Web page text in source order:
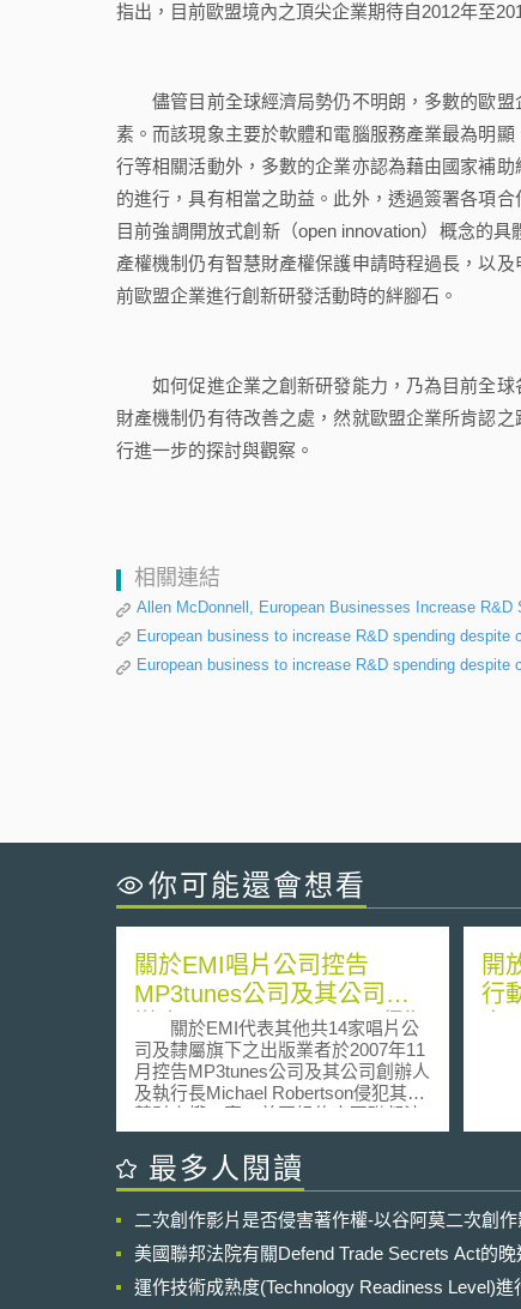
指出，目前歐盟境內之頂尖企業期待自2012年至
儘管目前全球經濟局勢仍不明朗，多數的歐盟
素。而該現象主要於軟體和電腦服務產業最為明
行等相關活動外，多數的企業亦認為藉由國家補
的進行，具有相當之助益。此外，透過簽署各項
目前強調開放式創新（open innovation）概念的
產權機制仍有智慧財產權保護申請時程過長，以
前歐盟企業進行創新研發活動時的絆腳石。
如何促進企業之創新研發能力，乃為目前全球
財產機制仍有待改善之處，然就歐盟企業所肯認
行進一步的探討與觀察。
相關連結
Allen McDonnell, European Businesses Increase
European business to increase R&D spending
European business to increase R&D spending
你可能還會想看
關於EMI唱片公司控告
MP3tunes公司及其公司創
辦人Michael Robertson侵犯
其智財權一案之最新發展
關於EMI代表其他共14家唱片公
司及隸屬旗下之出版業者於2007年11
月控告MP3tunes公司及其公司創辦人
及執行長Michael Robertson侵犯其智
慧財產權一案，美國紐約南區聯邦法
院（U.S. District Court for the
Southern District of New York）法官
近日做出裁定，駁回EMI針對Michael
EMI所提出的MP3tunes公司侵害其音
樂著作權之主張。 聯邦法院法官
William Pauley認為因紐約不是
Michael Robertson的主要住所且無足
開
行
最多人閱讀
二次創作影片是否侵害著作權-以谷阿莫二次創作
美國聯邦法院有關Defend Trade Secrets Act的
運作技術成熟度(Technology Readiness Level)進